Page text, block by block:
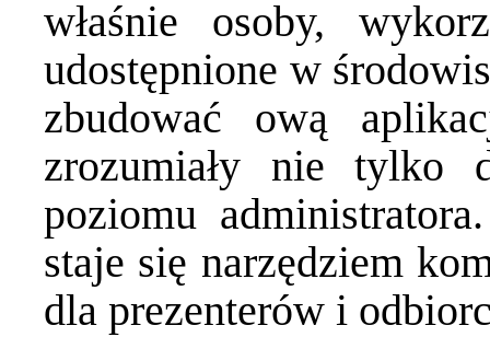
właśnie osoby,
udostępnione w
zbudować ową
zrozumiały nie tylko
poziomu
staje się narzędziem
dla prezenterów i